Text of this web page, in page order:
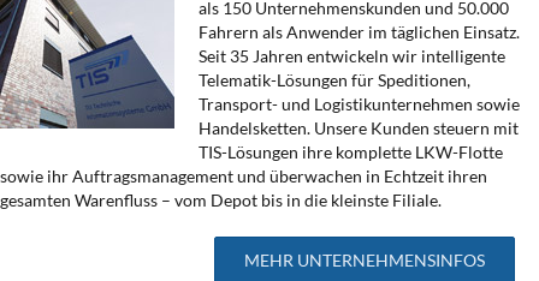
als 150 Unternehmenskunden und 50.000
Fahrern als Anwender im täglichen Einsatz.
Seit 35 Jahren entwickeln wir intelligente
Telematik-Lösungen für Speditionen,
Transport- und Logistikunternehmen sowie
Handelsketten. Unsere Kunden steuern mit
TIS-Lösungen ihre komplette LKW-Flotte
sowie ihr Auftragsmanagement und überwachen in Echtzeit ihren
gesamten Warenfluss – vom Depot bis in die kleinste Filiale.
MEHR UNTERNEHMENSINFOS